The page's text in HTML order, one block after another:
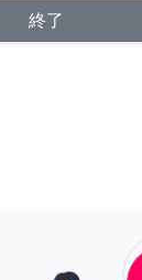
終了